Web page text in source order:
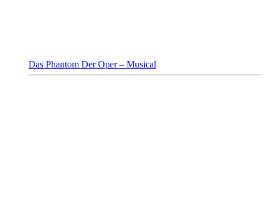
Das Phantom Der Oper – Musical